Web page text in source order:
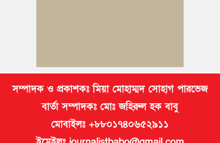
সম্পাদক ও প্রকাশকঃ মিয়া মোহাম্মদ সোহাগ পারভেজ
বার্তা সম্পাদকঃ মোঃ জহিরুল হক বাবু
মোবাইলঃ +৮৮০১৭৪০৬৫২৯১১